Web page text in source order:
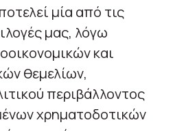
μία από τις
μας, λόγω
και
θεμελίων,
περιβάλλοντος
χρηματοδοτικών